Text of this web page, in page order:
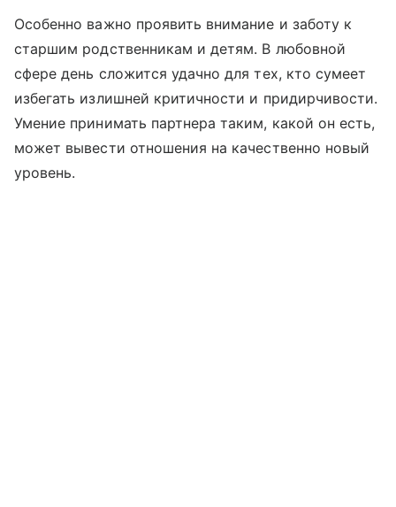
Особенно важно проявить внимание и заботу к
старшим родственникам и детям. В любовной
сфере день сложится удачно для тех, кто сумеет
избегать излишней критичности и придирчивости.
Умение принимать партнера таким, какой он есть,
может вывести отношения на качественно новый
уровень.